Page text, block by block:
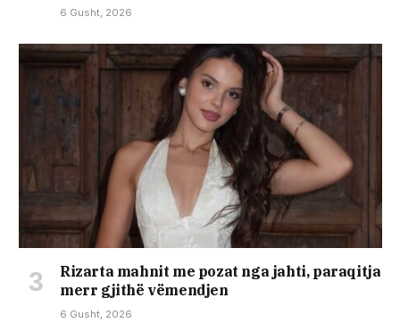
6 Gusht, 2026
Rizarta mahnit me pozat nga jahti, paraqitja
merr gjithë vëmendjen
6 Gusht, 2026